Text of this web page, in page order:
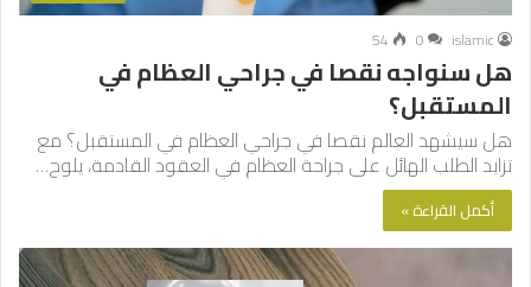
islamic
0
54
هل سنواجه نقصا في جراحي العظام في
المستقبل؟
هل سيشهد العالم نقصا في جراحي العظام في المستقبل؟ مع
تزايد الطلب الهائل على جراحة العظام في العقود القادمة، يلوح…
أكمل القراءة »